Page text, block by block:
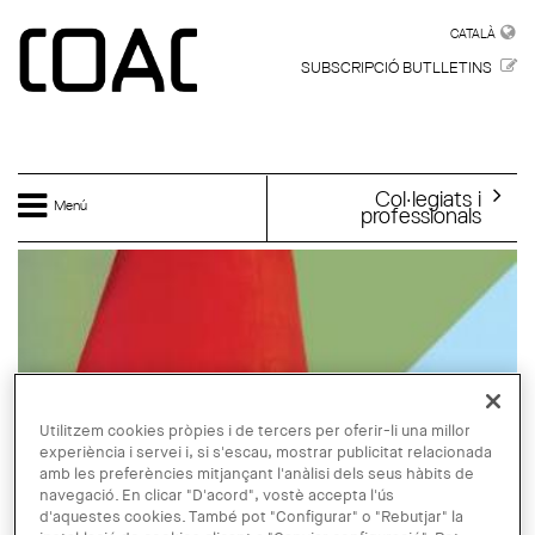
CATALÀ
SUBSCRIPCIÓ BUTLLETINS
Menú Col·legiats i
professionals
Utilitzem cookies pròpies i de tercers per oferir-li una millor
experiència i servei i, si s'escau, mostrar publicitat relacionada
amb les preferències mitjançant l'anàlisi dels seus hàbits de
navegació. En clicar "D'acord", vostè accepta l'ús
d'aquestes cookies. També pot "Configurar" o "Rebutjar" la